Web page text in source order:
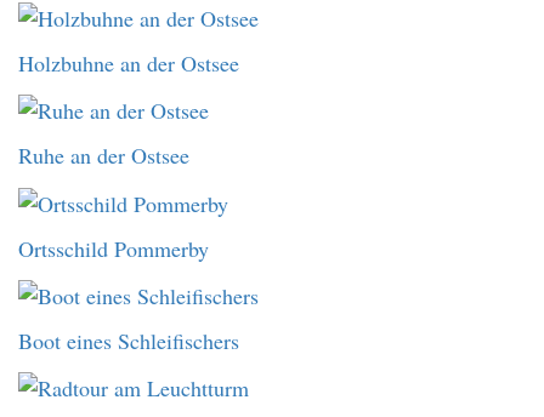
Holzbuhne an der Ostsee
Ruhe an der Ostsee
Ortsschild Pommerby
Boot eines Schleifischers